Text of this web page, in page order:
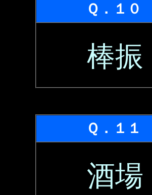
Ｑ．１０
棒振
Ｑ．１１
酒場